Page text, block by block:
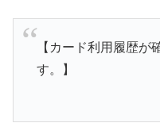
【カード利用履歴が
す。】